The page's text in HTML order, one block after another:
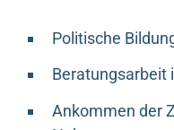
Politische
Beratungsarbeit
Ankommen der